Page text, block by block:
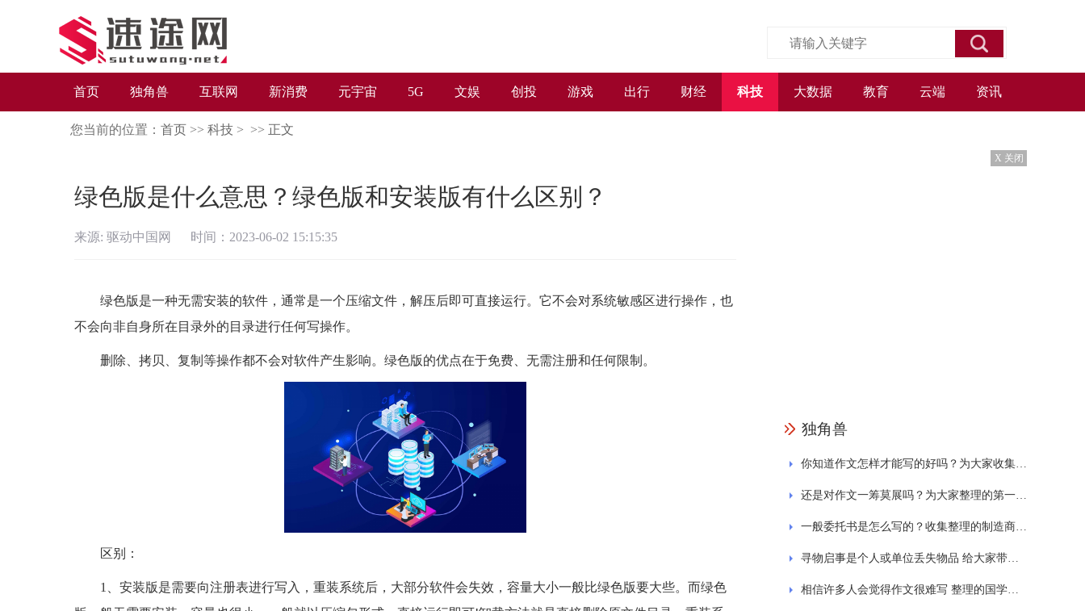
首页 独角兽 互联网 新消费 元宇宙 5G 文娱 创投 游戏 出行 财经 科技 大数据 教育 云端 资讯
您当前的位置： 首页 >> 科技 > >> 正文
绿色版是什么意思？绿色版和安装版有什么区别？
来源: 驱动中国网 时间：2023-06-02 15:15:35
绿色版是一种无需安装的软件，通常是一个压缩文件，解压后即可直接运行。它不会对系统敏感区进行操作，也
不会向非自身所在目录外的目录进行任何写操作。
删除、拷贝、复制等操作都不会对软件产生影响。绿色版的优点在于免费、无需注册和任何限制。
区别：
1、安装版是需要向注册表进行写入，重装系统后，大部分软件会失效，容量大小一般比绿色版要大些。而绿色
X 关闭
独角兽
你知道作文怎样才能写的好吗？为大家收集的一日游作文
还是对作文一筹莫展吗？为大家整理的第一次的作文
一般委托书是怎么写的？收集整理的制造商授权委托书范文
寻物启事是个人或单位丢失物品 给大家带来的寻物启事的范文格式通用7篇
相信许多人会觉得作文很难写 整理的国学经典诵读作文